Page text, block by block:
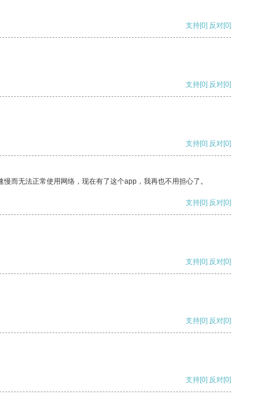
支持[0] 反对[0]
支持[0] 反对[0]
支持[0] 反对[0]
而无法正常使用网络，现在有了这个app，我再也不用担心了。
支持[0] 反对[0]
支持[0] 反对[0]
支持[0] 反对[0]
支持[0] 反对[0]